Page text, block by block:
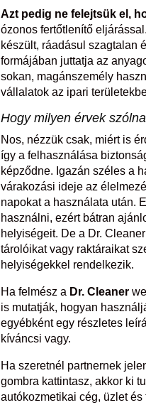
Azt pedig ne felejtsük el,
ózonos fertőtlenítő
készült, ráadásul szagtalan
formájában juttatja az
sokan, magánszemély
vállalatok az ipari
Hogy milyen érvek
Nos, nézzük csak, miért is
így a felhasználása
képződne. Igazán széles a
várakozási ideje az
napokat a használata után.
használni, ezért bátran
helyiségeit. De a Dr.
tárolóikat vagy raktáraikat
helyiségekkel rendelkezik.
Ha felmész a Dr. Cleaner
is mutatják, hogyan
egyébként egy részletes
kíváncsi vagy.
Ha szeretnél partnernek
gombra kattintasz, akkor ki
autókozmetikai cég, üzlet